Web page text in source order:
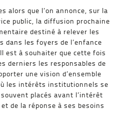
alors que l’on annonce, sur la
public, la diffusion prochaine
destiné à relever les
dans les foyers de l’enfance
est à souhaiter que cette fois
derniers les responsables de
une vision d’ensemble
les intérêts institutionnels se
placés avant l’intérêt
de la réponse à ses besoins